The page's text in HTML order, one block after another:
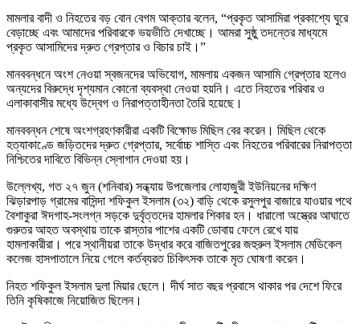
মামলার বাদী ও নিহতের বড় বোন বেগম আক্তার বলেন, “প্রকৃত আসামিরা প্রকাশ্যে ঘুরে
বেড়াচ্ছে এবং আমাদের পরিবারকে ভয়ভীতি দেখাচ্ছে। আমরা সুষ্ঠু তদন্তের মাধ্যমে
প্রকৃত আসামিদের দ্রুত গ্রেপ্তার ও বিচার চাই।”
মানববন্ধনে অংশ নেওয়া স্বজনদের অভিযোগ, মামলায় একজন আসামি গ্রেপ্তার হলেও
অন্যদের বিরুদ্ধে দৃশ্যমান কোনো ব্যবস্থা নেওয়া হয়নি। এতে নিহতের পরিবার ও
এলাকাবাসীর মধ্যে উদ্বেগ ও নিরাপত্তাহীনতা তৈরি হয়েছে।
মানববন্ধন শেষে অংশগ্রহণকারীরা একটি বিক্ষোভ মিছিল বের করেন। মিছিল থেকে
হত্যাকাণ্ডে জড়িতদের দ্রুত গ্রেপ্তার, সর্বোচ্চ শাস্তি এবং নিহতের পরিবারের নিরাপত্তা
নিশ্চিতের দাবিতে বিভিন্ন স্লোগান দেওয়া হয়।
উল্লেখ্য, গত ২৭ জুন (শনিবার) সন্ধ্যায় উপজেলার লোহাজুরী ইউনিয়নের দক্ষিণ
ঝিড়ারপাড় গ্রামের বাসিন্দা শফিকুল ইসলাম (৩২) বাড়ি থেকে রসুলপুর বাজারে যাওয়ার পথে
বৈশাকুরা ঈদগাহ-সংলগ্ন সড়কে দুর্বৃত্তদের হামলার শিকার হন। ধারালো অস্ত্রের আঘাতে
গুরুতর আহত অবস্থায় তাকে রাস্তার পাশের একটি ডোবায় ফেলে রেখে যায়
হামলাকারীরা। পরে স্থানীয়রা তাকে উদ্ধার করে বাজিতপুরের জহুরুল ইসলাম মেডিকেল
কলেজ হাসপাতালে নিয়ে গেলে কর্তব্যরত চিকিৎসক তাকে মৃত ঘোষণা করেন।
নিহত শফিকুল ইসলাম দুলা মিয়ার ছেলে। দীর্ঘ সাত বছর প্রবাসে থাকার পর দেশে ফিরে
তিনি কৃষিকাজে নিয়োজিত ছিলেন।